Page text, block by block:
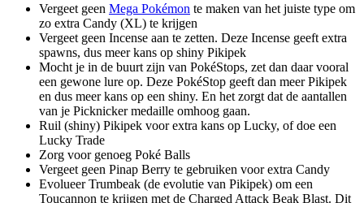
Vergeet geen Mega Pokémon te maken van het juiste type om
zo extra Candy (XL) te krijgen
Vergeet geen Incense aan te zetten. Deze Incense geeft extra
spawns, dus meer kans op shiny Pikipek
Mocht je in de buurt zijn van PokéStops, zet dan daar vooral
een gewone lure op. Deze PokéStop geeft dan meer Pikipek
en dus meer kans op een shiny. En het zorgt dat de aantallen
van je Picknicker medaille omhoog gaan.
Ruil (shiny) Pikipek voor extra kans op Lucky, of doe een
Lucky Trade
Zorg voor genoeg Poké Balls
Vergeet geen Pinap Berry te gebruiken voor extra Candy
Evolueer Trumbeak (de evolutie van Pikipek) om een
Toucannon te krijgen met de Charged Attack Beak Blast. Dit